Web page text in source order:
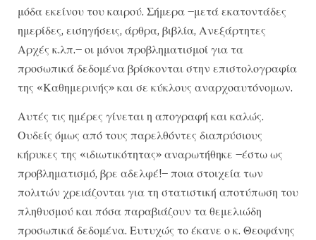
μόδα εκείνου του καιρού. Σήμερα –μετά εκατοντάδες
ημερίδες, εισηγήσεις, άρθρα, βιβλία, Ανεξάρτητες
Αρχές κ.λπ.– οι μόνοι προβληματισμοί για τα
προσωπικά δεδομένα βρίσκονται στην επιστολογραφία
της «Καθημερινής» και σε κύκλους αναρχοαυτόνομων.
Αυτές τις ημέρες γίνεται η απογραφή και καλώς.
Ουδείς όμως από τους παρελθόντες διαπρύσιους
κήρυκες της «ιδιωτικότητας» αναρωτήθηκε –έστω ως
προβληματισμό, βρε αδελφέ!– ποια στοιχεία των
πολιτών χρειάζονται για τη στατιστική αποτύπωση του
πληθυσμού και πόσα παραβιάζουν τα θεμελιώδη
προσωπικά δεδομένα. Ευτυχώς το έκανε ο κ. Θεοφάνης